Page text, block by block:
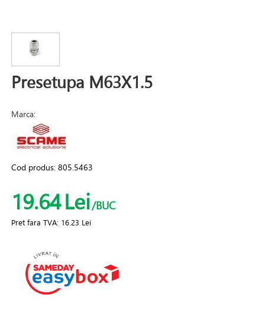
Presetupa M63X1.5
Marca:
Cod produs:805.5463
19.64Lei/BUC
Pret fara TVA: 16.23 Lei